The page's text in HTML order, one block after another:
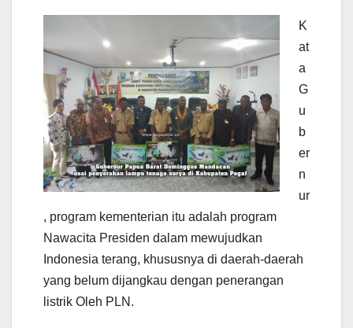
K
at
a
G
u
b
er
n
ur
, program kementerian itu adalah program
Nawacita Presiden dalam mewujudkan
Indonesia terang, khususnya di daerah-daerah
yang belum dijangkau dengan penerangan
listrik Oleh PLN.